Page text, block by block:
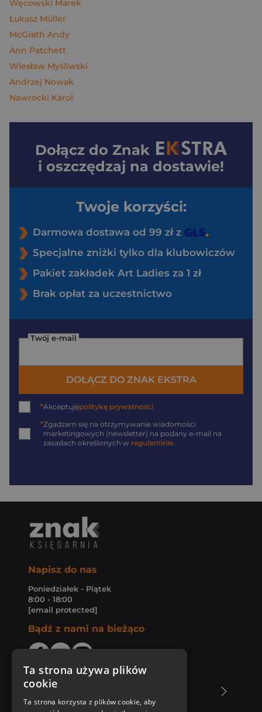
Węcowski Marek
Łukasz Müller
McGrath Andy
Ann Patchett
Wiesław Myśliwski
Andrzej Nowak
Nawrocki Karol
Dołącz do Znak
i oszczędzaj na dostawie!
Twoje korzyści:
Darmowa dostawa od 99 zł z
Specjalne zniżki tylko dla klubowiczów
Pakiet zakładek Art Ladies za 1 zł
Brak opłat za uczestnictwo
Twój e-mail
DOŁĄCZ DO ZNAK EKSTRA
*Akceptujępolitykę prywatności
*Zgadzam się na otrzymywanie wiadomości
marketingowych (newsletter) na podany e-mail na
zasadach określonych w regulaminie.
Napisz do nas
Poniedziałek - Piątek
8:00 - 18:00
[email protected]
Bądź z nami na bieżąco
Ta strona używa plików
cookie
Ta strona korzysta z plików cookie, aby